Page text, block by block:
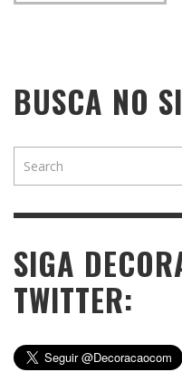
BUSCA NO
SIGA
TWITTER: